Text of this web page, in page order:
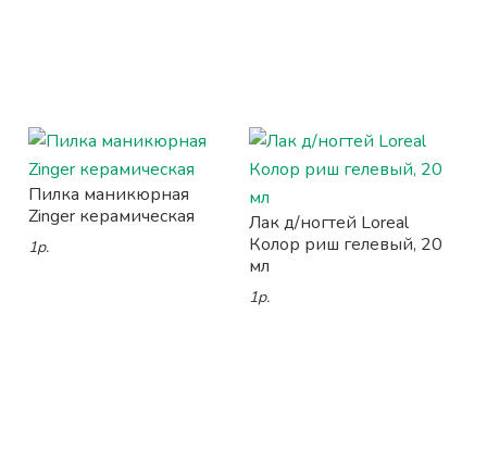
Пилка маникюрная
Zinger керамическая
1р.
Лак д/ногтей Loreal
Колор риш гелевый, 20
мл
1р.